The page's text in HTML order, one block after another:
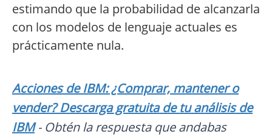
estimando que la probabilidad de alcanzarla
con los modelos de lenguaje actuales es
prácticamente nula.
Acciones de IBM: ¿Comprar, mantener o
vender? Descarga gratuita de tu análisis de
IBM- Obtén la respuesta que andabas